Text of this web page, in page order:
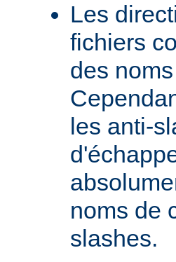
Les
fichiers
des
les anti-
noms de
slashes.